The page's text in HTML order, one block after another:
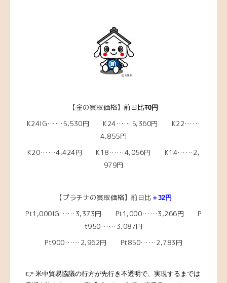
【金の買取価格】 前日比∓0円
K24IG……5,530円 K24……5,360円 K22……
4,855円
K20……4,424円 K18……4,056円 K14……2,
979円
【プラチナの買取価格】前日比 ＋32円
Pt1,000IG……3,373円 Pt1,000……3,266円 P
t950……3,087円
Pt900……2,962円 Pt850……2,783円
👉 米中貿易協議の行方が先行き不透明で、実現するまでは